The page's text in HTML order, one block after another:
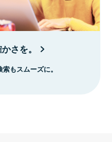
さを。
もスムーズに。